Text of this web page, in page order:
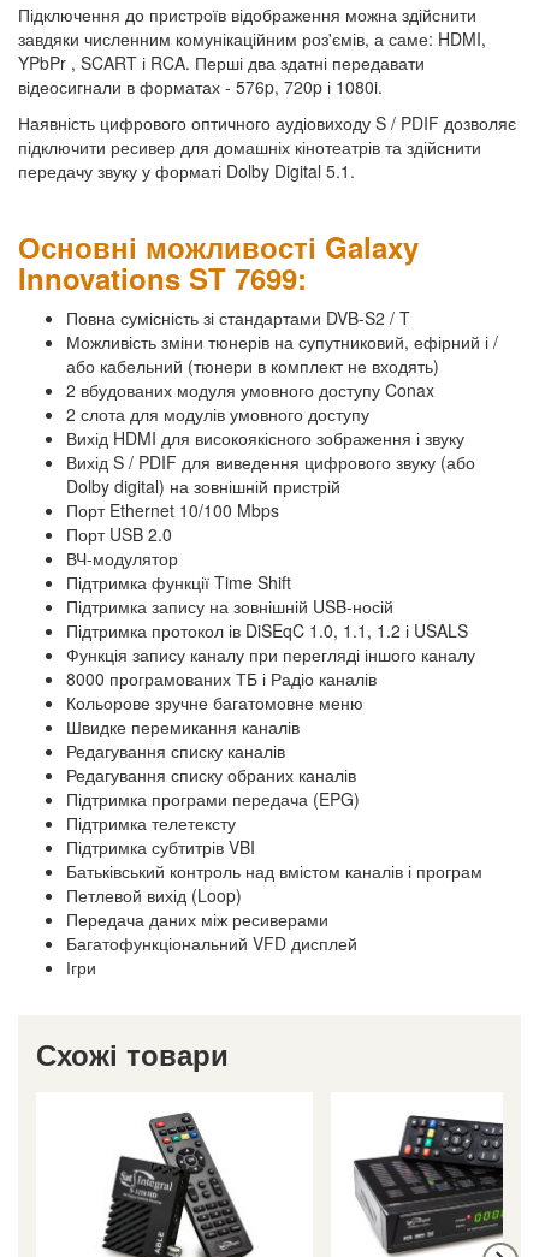
Підключення до пристроїв відображення можна здійснити
завдяки численним комунікаційним роз'ємів, а саме: HDMI,
YPbPr , SCART і RCA. Перші два здатні передавати
відеосигнали в форматах - 576p, 720p і 1080i.
Наявність цифрового оптичного аудіовиходу S / PDIF дозволяє
підключити ресивер для домашніх кінотеатрів та здійснити
передачу звуку у форматі Dolby Digital 5.1.
Основні можливості Galaxy
Innovations ST 7699:
Повна сумісність зі стандартами DVB-S2 / T
Можливість зміни тюнерів на супутниковий, ефірний і /
або кабельний (тюнери в комплект не входять)
2 вбудованих модуля умовного доступу Conax
2 слота для модулів умовного доступу
Вихід HDMI для високоякісного зображення і звуку
Вихід S / PDIF для виведення цифрового звуку (або
Dolby digital) на зовнішній пристрій
Порт Ethernet 10/100 Mbps
Порт USB 2.0
ВЧ-модулятор
Підтримка функції Time Shift
Підтримка запису на зовнішній USB-носій
Підтримка протокол ів DiSEqC 1.0, 1.1, 1.2 і USALS
Функція запису каналу при перегляді іншого каналу
8000 програмованих ТБ і Радіо каналів
Кольорове зручне багатомовне меню
Швидке перемикання каналів
Редагування списку каналів
Редагування списку обраних каналів
Підтримка програми передача (EPG)
Підтримка телетексту
Підтримка субтитрів VBI
Батьківський контроль над вмістом каналів і програм
Петлевой вихід (Loop)
Передача даних між ресиверами
Багатофункціональний VFD дисплей
Ігри
Схожі товари